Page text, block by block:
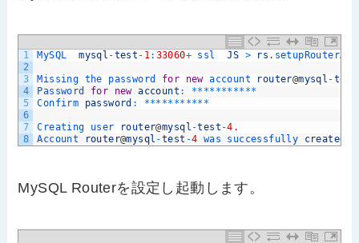
1
2
3
4
5
6
7
8
MySQL mysql -test - 1: 33060+ ssl JS > rs .
Missing the password for new account router@mysql -test
Password for new account : ** ** *** ** **
Confirm password : *** ** ** *** *
Creating user router@mysql -test -4.
Account
router@mysql -test -4 was successfully created
MySQL Routerを設定し起動します。